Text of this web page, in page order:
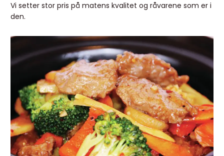
Vi setter stor pris på matens kvalitet og råvarene som er i
den.